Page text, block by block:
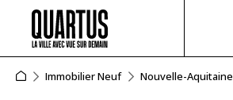
Immobilier Neuf Nouvelle-Aquitaine